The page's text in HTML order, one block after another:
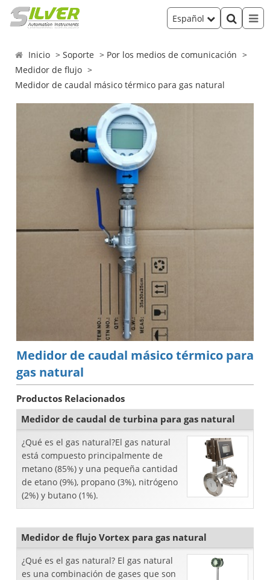
Español
Inicio Soporte
Por los medios de comunicación
Medidor de flujo
Medidor de caudal másico térmico para gas natural
Medidor de caudal másico térmico para
gas natural
Productos Relacionados
Medidor de caudal de turbina para gas natural
¿Qué es el gas natural?El gas natural
está compuesto principalmente de
metano (85%) y una pequeña cantidad
de etano (9%), propano (3%), nitrógeno
(2%) y butano (1%).
Medidor de flujo Vortex para gas natural
¿Qué es el gas natural? El gas natural
es una combinación de gases que son